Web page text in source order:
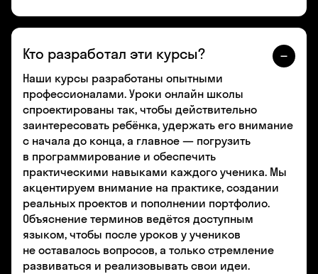
Кто разработал эти курсы?
Наши курсы разработаны опытными
профессионалами. Уроки онлайн школы
спроектированы так, чтобы действительно
заинтересовать ребёнка, удержать его внимание
с начала до конца, а главное — погрузить
в программирование и обеспечить
практическими навыками каждого ученика. Мы
акцентируем внимание на практике, создании
реальных проектов и пополнении портфолио.
Объяснение терминов ведётся доступным
языком, чтобы после уроков у учеников
не оставалось вопросов, а только стремление
развиваться и реализовывать свои идеи.